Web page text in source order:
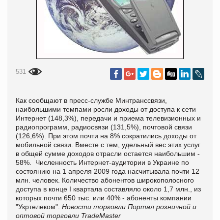
531
Как сообщают в пресс-службе Минтранссвязи,
наибольшими темпами росли доходы от доступа к сети
Интернет (148,3%), передачи и приема телевизионных и
радиопрограмм, радиосвязи (131,5%), почтовой связи
(126,6%). При этом почти на 8% сократились доходы от
мобильной связи. Вместе с тем, удельный вес этих услуг
в общей сумме доходов отрасли остается наибольшим -
58%. Численность Интернет-аудитории в Украине по
состоянию на 1 апреля 2009 года насчитывала почти 12
млн. человек. Количество абонентов широкополосного
доступа в конце І квартала составляло около 1,7 млн., из
которых почти 650 тыс. или 40% - абоненты компании
"Укртелеком". Новости торговли Портал розничной и
оптовой торговли TradeMaster